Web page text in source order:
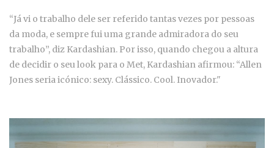
“Já vi o trabalho dele ser referido tantas vezes por pessoas
da moda, e sempre fui uma grande admiradora do seu
trabalho”, diz Kardashian. Por isso, quando chegou a altura
de decidir o seu look para o Met, Kardashian afirmou: “Allen
Jones seria icónico: sexy. Clássico. Cool. Inovador."